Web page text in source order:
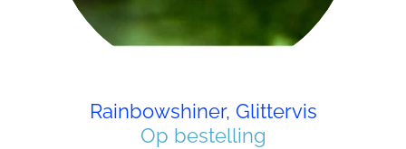
Rainbowshiner, Glittervis
Op bestelling